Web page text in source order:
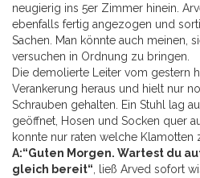
neugierig ins 5er Zimmer hinein.
ebenfalls fertig angezogen und
Sachen. Man könnte auch meinen,
versuchen in Ordnung zu bringen.
Die demolierte Leiter vom gestern
Verankerung heraus und hielt nur
Schrauben gehalten. Ein Stuhl lag
geöffnet, Hosen und Socken quer
konnte nur raten welche Klamotten
A:“Guten Morgen. Wartest du
gleich bereit“, ließ Arved sofort